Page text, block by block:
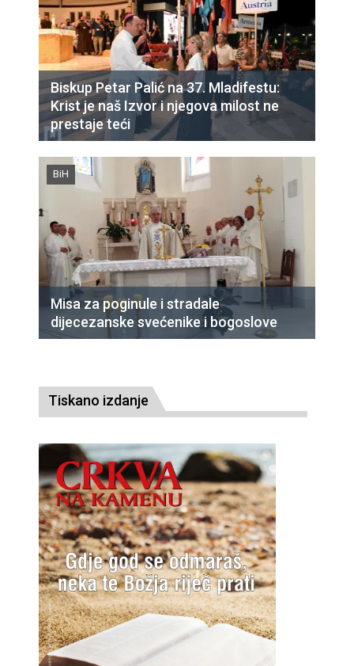
Biskup Petar Palić na 37. Mladifestu:
Krist je naš Izvor i njegova milost ne
prestaje teći
BiH
Misa za poginule i stradale
dijecezanske svećenike i bogoslove
Tiskano izdanje